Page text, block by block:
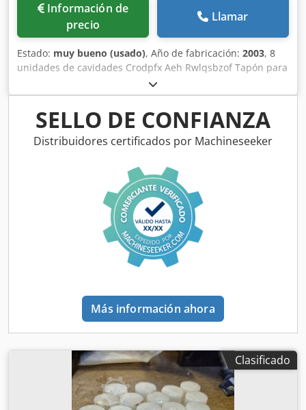
Información de
precio
Llamar
Estado: muy bueno (usado), Año de fabricación: 2003, 8
unidades de cavidades Crodpfx Aeh Rwlqsbzof Tapón para
bidón Año de fabricación, aprox. 2003
SELLO DE CONFIANZA
Distribuidores certificados por Machineseeker
Más información ahora
Clasificado